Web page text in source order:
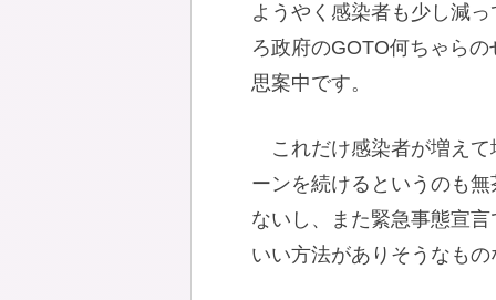
ようやく感染者も少し減
ろ政府のGOTO何ちゃら
思案中です。
これだけ感染者が増え
ーンを続けるというのも
ないし、また緊急事態宣
いい方法がありそうなも